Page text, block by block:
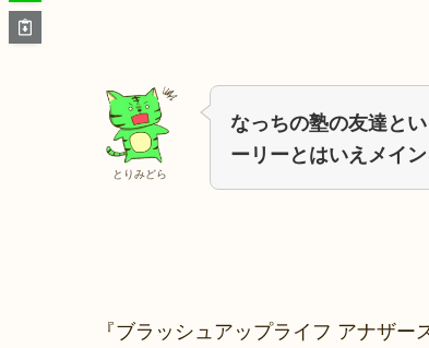
とりみどら
なっちの塾の友達と
ーリーとはいえメイ
『ブラッシュアップライフ アナザ